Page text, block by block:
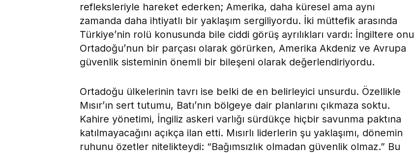
refleksleriyle hareket ederken; Amerika, daha küresel ama aynı
zamanda daha ihtiyatlı bir yaklaşım sergiliyordu. İki müttefik arasında
Türkiye’nin rolü konusunda bile ciddi görüş ayrılıkları vardı: İngiltere onu
Ortadoğu’nun bir parçası olarak görürken, Amerika Akdeniz ve Avrupa
güvenlik sisteminin önemli bir bileşeni olarak değerlendiriyordu.
Ortadoğu ülkelerinin tavrı ise belki de en belirleyici unsurdu. Özellikle
Mısır’ın sert tutumu, Batı’nın bölgeye dair planlarını çıkmaza soktu.
Kahire yönetimi, İngiliz askeri varlığı sürdükçe hiçbir savunma paktına
katılmayacağını açıkça ilan etti. Mısırlı liderlerin şu yaklaşımı, dönemin
ruhunu özetler nitelikteydi: “Bağımsızlık olmadan güvenlik olmaz.” Bu